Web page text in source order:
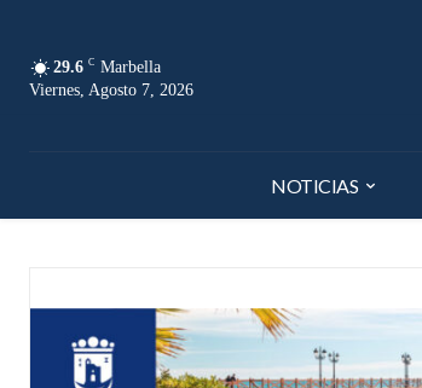
29.6 C Marbella
Viernes, Agosto 7, 2026
NOTICIAS